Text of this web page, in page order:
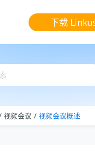
下载
视频会议 视频会议概述